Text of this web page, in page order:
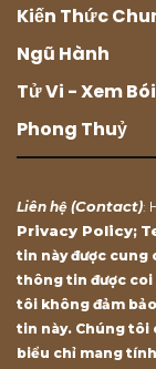
Kiến Thức
Ngũ Hành
Tử Vi - Xem Bói
Phong Thuỷ
Liên hệ (Contact):
Privacy Policy;
tin này được cung
thông tin được coi
tôi không đảm
tin này. Chúng tôi
biểu chỉ mang